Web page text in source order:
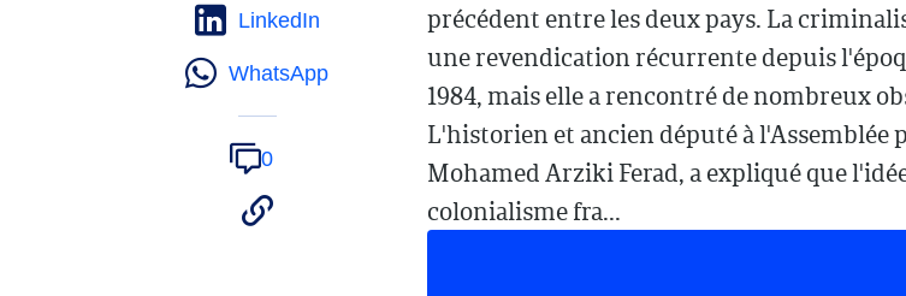
précédent entre les deux pays. La
une revendication récurrente depuis
1984, mais elle a rencontré de nombreux
L'historien et ancien député à l'Assemblée
Mohamed Arziki Ferad, a expliqué que
colonialisme fra...
LinkedIn
WhatsApp
0